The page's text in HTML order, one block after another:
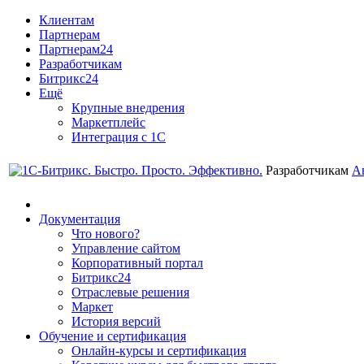
Клиентам
Партнерам
Партнерам24
Разработчикам
Битрикс24
Ещё
Крупные внедрения
Маркетплейс
Интеграция с 1С
Разработчикам
Документация
Что нового?
Управление сайтом
Корпоративный портал
Битрикс24
Отраслевые решения
Маркет
История версий
Обучение и сертификация
Онлайн-курсы и сертификация